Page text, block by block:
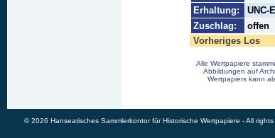
Erhaltung:
UNC-
Zuschlag:
offen
Vorheriges Los
Alle Wertpapiere
Abbildungen auf
Wertpapiers kann
© 2026 Hanseatisches Sammlerkontor für Historische Wertpapiere - All